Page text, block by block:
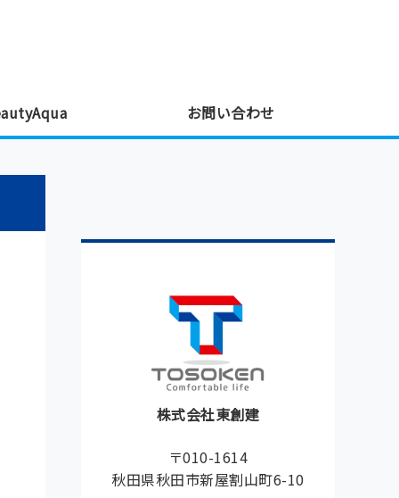
お問い合わせ
株式会社東創建
〒010-1614
秋田県秋田市新屋割山町6-10